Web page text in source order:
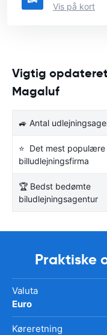
Vis på kort
Vigtig
Magaluf
🚙 Antal
⭐ Det mest populære
billudlejningsfirma
🏆 Bedst bedømte
biludlejningsagentur
Praktiske
Valuta
Euro
Køreretning